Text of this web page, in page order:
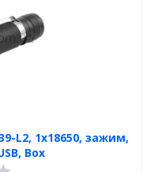
L2, 1х18650, зажим,
Box